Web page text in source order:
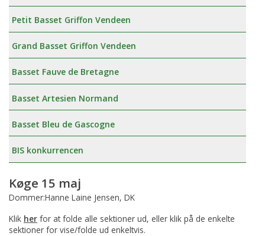
Petit Basset Griffon Vendeen
Grand Basset Griffon Vendeen
Basset Fauve de Bretagne
Basset Artesien Normand
Basset Bleu de Gascogne
BIS konkurrencen
Køge 15 maj
Dommer:Hanne Laine Jensen, DK
Klik her for at folde alle sektioner ud, eller klik på de enkelte
sektioner for vise/folde ud enkeltvis.